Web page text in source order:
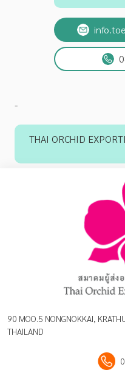
-
THAI ORCHID
90 MOO.5 NONGNOKKAI,
THAILAND